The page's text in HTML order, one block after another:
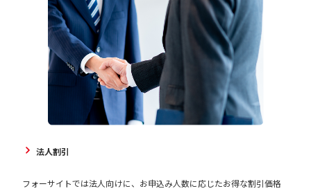
法人割引
フォーサイトでは法人向けに、お申込み人数に応じたお得な割引価格